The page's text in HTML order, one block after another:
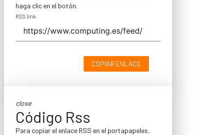
haga clic en el botón.
RSS link
COPIAR ENLACE
close
Código Rss
Para copiar el enlace RSS en el portapapeles,